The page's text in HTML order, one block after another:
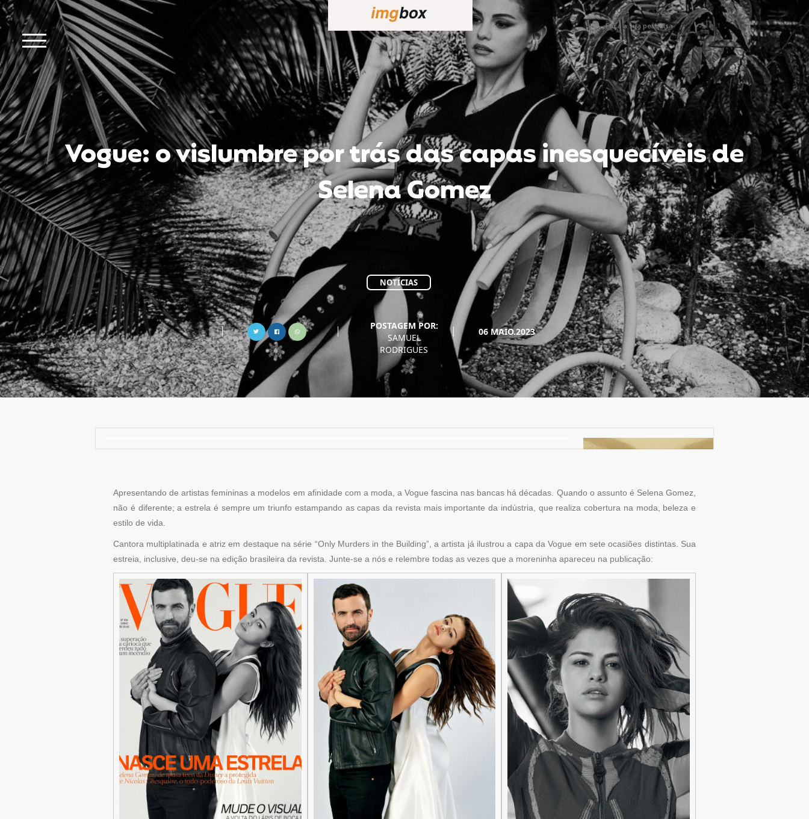
Vogue: o vislumbre por trás das capas inesquecíveis de
Selena Gomez
NOTÍCIAS
POSTAGEM POR:
SAMUEL
RODRIGUES
06 MAIO.2023
Apresentando de artistas femininas a modelos em afinidade com a moda, a Vogue fascina nas bancas há décadas. Quando o assunto é Selena Gomez,
não é diferente; a estrela é sempre um triunfo estampando as capas da revista mais importante da indústria, que realiza cobertura na moda, beleza e
estilo de vida.
Cantora multiplatinada e atriz em destaque na série “Only Murders in the Building”, a artista já ilustrou a capa da Vogue em sete ocasiões distintas. Sua
estreia, inclusive, deu-se na edição brasileira da revista. Junte-se a nós e relembre todas as vezes que a moreninha apareceu na publicação: